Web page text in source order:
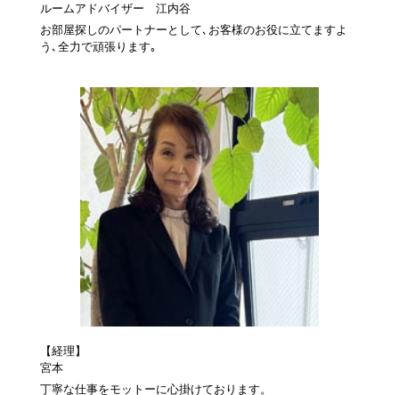
ルームアドバイザー 江内谷
お部屋探しのパートナーとして､お客様のお役に立てますよ
う､全力で頑張ります｡
【経理】
宮本
丁寧な仕事をモットーに心掛けております。